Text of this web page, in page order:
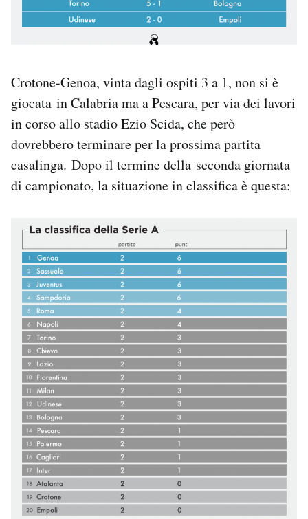
Crotone-Genoa, vinta dagli ospiti 3 a 1, non si è
giocata in Calabria ma a Pescara, per via dei lavori
in corso allo stadio Ezio Scida, che però
dovrebbero terminare per la prossima partita
casalinga. Dopo il termine della seconda giornata
di campionato, la situazione in classifica è questa: